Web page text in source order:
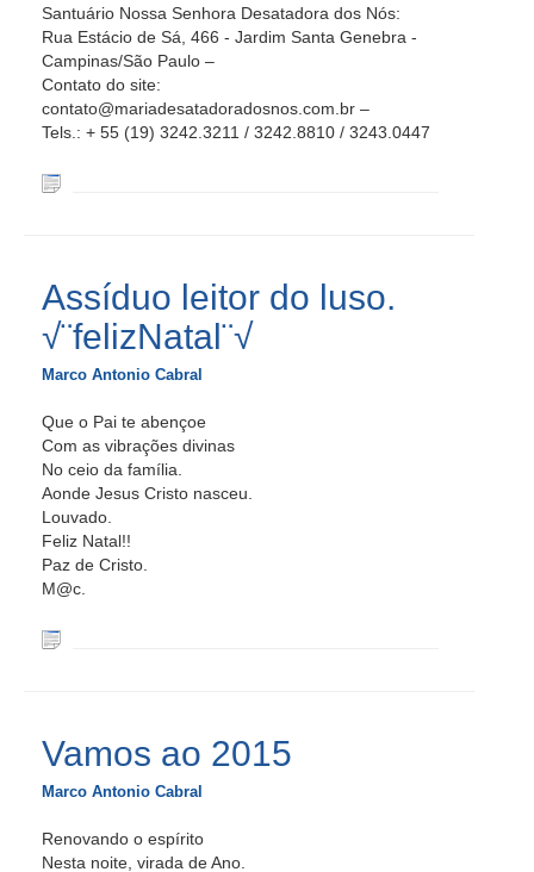
Santuário Nossa Senhora Desatadora dos Nós:
Rua Estácio de Sá, 466 - Jardim Santa Genebra -
Campinas/São Paulo –
Contato do site:
contato@mariadesatadoradosnos.com.br –
Tels.: + 55 (19) 3242.3211 / 3242.8810 / 3243.0447
Assíduo leitor do luso.
√¨felizNatal¨√
Marco Antonio Cabral
Que o Pai te abençoe
Com as vibrações divinas
No ceio da família.
Aonde Jesus Cristo nasceu.
Louvado.
Feliz Natal!!
Paz de Cristo.
M@c.
Vamos ao 2015
Marco Antonio Cabral
Renovando o espírito
Nesta noite, virada de Ano.